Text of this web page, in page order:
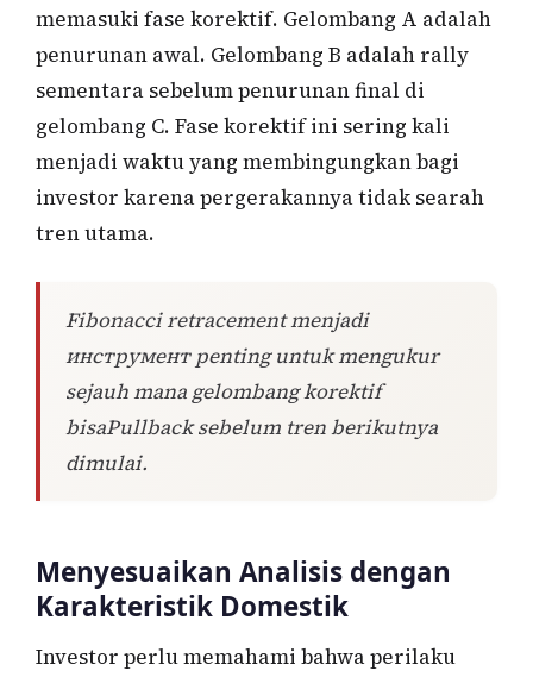
memasuki fase korektif. Gelombang A adalah
penurunan awal. Gelombang B adalah rally
sementara sebelum penurunan final di
gelombang C. Fase korektif ini sering kali
menjadi waktu yang membingungkan bagi
investor karena pergerakannya tidak searah
tren utama.
Fibonacci retracement menjadi
инструмент penting untuk mengukur
sejauh mana gelombang korektif
bisaPullback sebelum tren berikutnya
dimulai.
Menyesuaikan Analisis dengan
Karakteristik Domestik
Investor perlu memahami bahwa perilaku